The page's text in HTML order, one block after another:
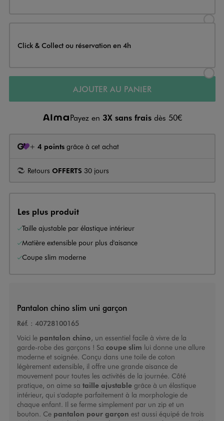
Click & Collect ou réservation en 4h
AJOUTER AU PANIER
Payez en 3X sans frais dès 50€
+ 4 points grâce à cet achat
Retours OFFERTS 30 jours
Les plus produit
Taille ajustable par élastique intérieur
Matière extensible pour plus d'aisance
Coupe slim moderne
Pantalon chino slim uni garçon
Réf. : 40728100165
Voici le pantalon chino, un essentiel facile à vivre de la
garde-robe des garçons ! Sa coupe slim lui donne une allure
moderne et soignée. Conçu dans une toile de coton
légèrement extensible, il offre une grande aisance de
mouvement pour toutes les activités de la journée. Côté
pratique, on aime sa taille ajustablegrâce à un élastique
intérieur, qui s'adapte parfaitement à la morphologie de
chaque enfant. Il se ferme simplement par un zip et un
bouton. Ce pantalon pour garçon est aussi équipé de trois